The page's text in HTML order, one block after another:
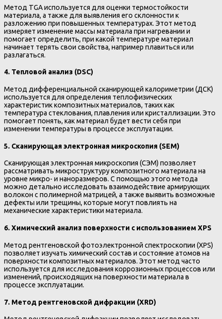
Метод TGA используется для оценки термостойкости
материала, а также для выявления его склонности к
разложению при повышенных температурах. Этот метод
измеряет изменение массы материала при нагревании и
помогает определить, при какой температуре материал
начинает терять свои свойства, например плавиться или
разлагаться.
4. Тепловой анализ (DSC)
Метод дифференциальной сканирующей калориметрии (ДСК)
используется для определения теплофизических
характеристик композитных материалов, таких как
температура стеклования, плавления или кристаллизации. Это
помогает понять, как материал будет вести себя при
изменении температуры в процессе эксплуатации.
5. Сканирующая электронная микроскопия (SEM)
Сканирующая электронная микроскопия (СЭМ) позволяет
рассматривать микроструктуру композитного материала на
уровне микро- и наноразмеров. С помощью этого метода
можно детально исследовать взаимодействие армирующих
волокон с полимерной матрицей, а также выявить возможные
дефекты или трещины, которые могут повлиять на
механические характеристики материала.
6.Химический анализ поверхности с использованием XPS
Метод рентгеновской фотоэлектронной спектроскопии (XPS)
позволяет изучать химический состав и состояние атомов на
поверхности композитных материалов. Этот метод часто
используется для исследования коррозионных процессов или
изменений, происходящих на поверхности материала в
процессе эксплуатации.
7. Метод рентгеновской дифракции (XRD)